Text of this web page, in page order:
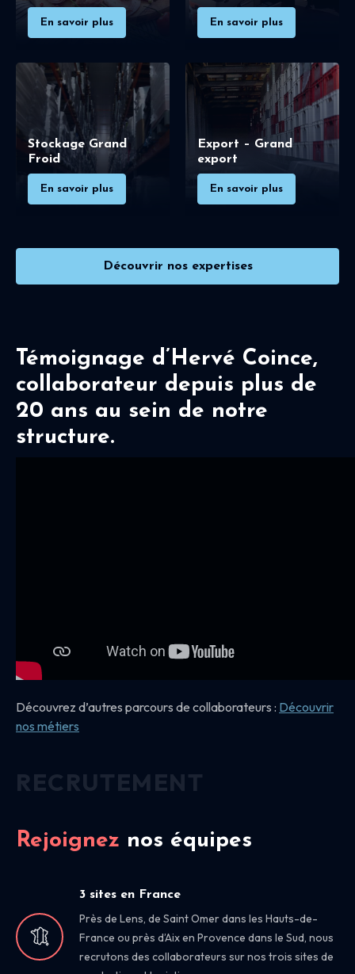
En savoir plus En savoir plus
Stockage Grand
Froid
En savoir plus
Export – Grand
export
En savoir plus
Découvrir nos expertises
Témoignage d’Hervé Coince,
collaborateur depuis plus de
20 ans au sein de notre
structure.
Découvrez d’autres parcours de collaborateurs : Découvrir
nos métiers
Rejoignez nos équipes
3 sites en France
Près de Lens, de Saint Omer dans les Hauts-de-
France ou près d’Aix en Provence dans le Sud, nous
recrutons des collaborateurs sur nos trois sites de
RECRUTEMENT